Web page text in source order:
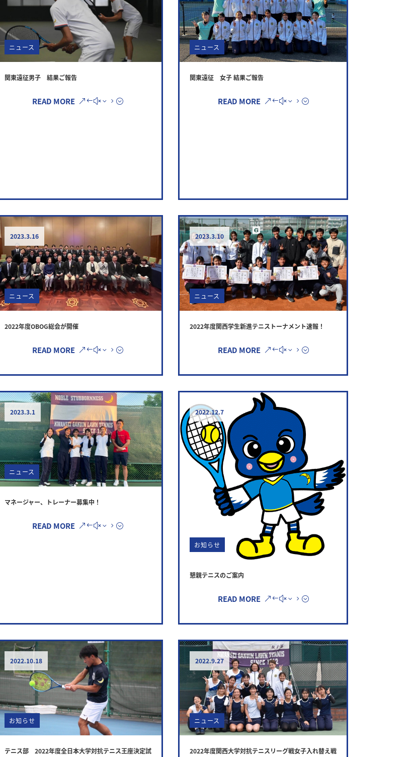
ニュース
関東遠征男子 結果ご報告
READ MORE
ニュース
関東遠征 女子 結果ご報告
READ MORE
2023.3.16
ニュース
2022年度OBOG総会が開催
READ MORE
2023.3.10
ニュース
2022年度関西学生新進テニストーナメント速報！
READ MORE
2023.3.1
ニュース
マネージャー、トレーナー募集中！
READ MORE
2022.12.7
お知らせ
懇親テニスのご案内
READ MORE
2022.10.18
お知らせ
テニス部 2022年度全日本大学対抗テニス王座決定試
2022.9.27
ニュース
2022年度関西大学対抗テニスリーグ戦女子入れ替え戦